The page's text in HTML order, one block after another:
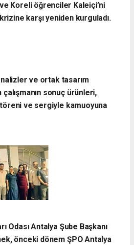
Koreli öğrenciler Kaleiçi’ni
karşı yeniden kurguladı.​
ve ortak tasarım
sonuç ürünleri,
ve sergiyle kamuoyuna
Odası Antalya Şube Başkanı
önceki dönem ŞPO Antalya